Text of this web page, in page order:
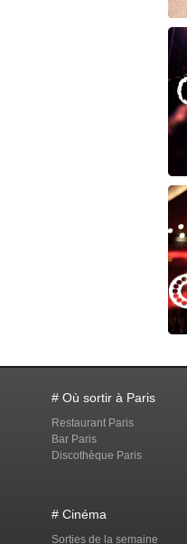
# Où sortir à Paris
Restaurant Paris
Bar Paris
Discothèque Paris
# Cinéma
Sorties de la semaine